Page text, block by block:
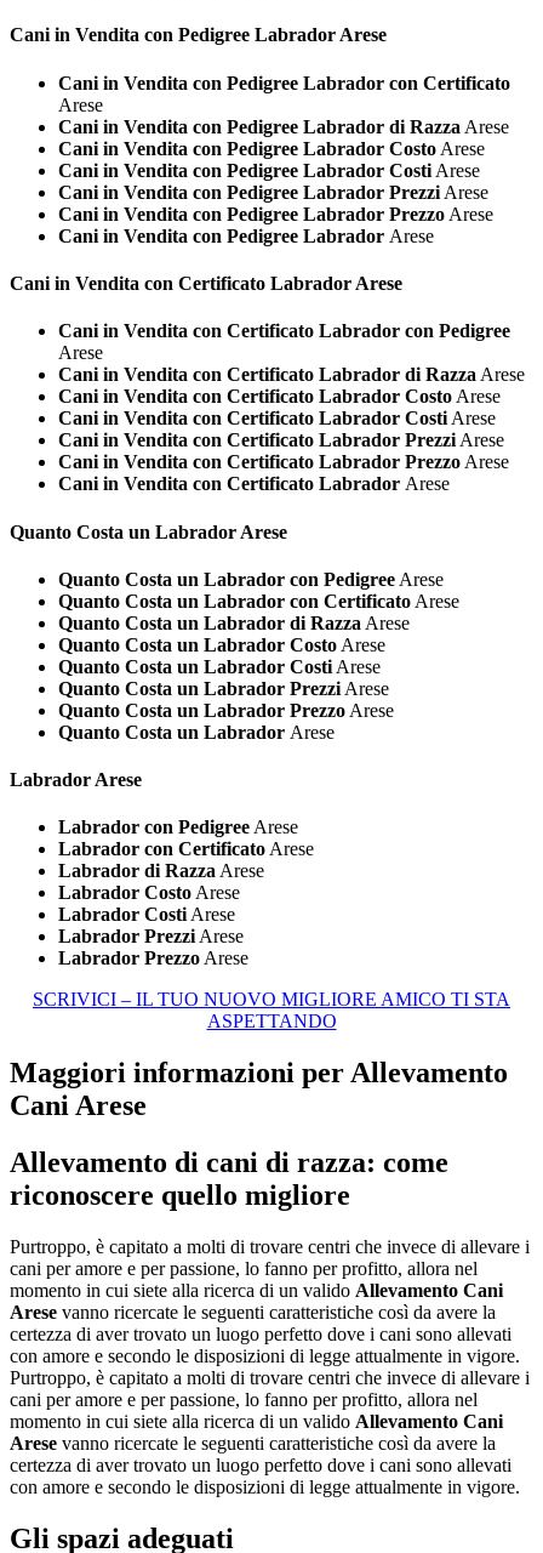
Cani in Vendita con Pedigree Labrador Arese
Cani in Vendita con Pedigree Labrador con Certificato
Arese
Cani in Vendita con Pedigree Labrador di Razza Arese
Cani in Vendita con Pedigree Labrador Costo Arese
Cani in Vendita con Pedigree Labrador Costi Arese
Cani in Vendita con Pedigree Labrador Prezzi Arese
Cani in Vendita con Pedigree Labrador Prezzo Arese
Cani in Vendita con Pedigree Labrador Arese
Cani in Vendita con Certificato Labrador Arese
Cani in Vendita con Certificato Labrador con Pedigree
Arese
Cani in Vendita con Certificato Labrador di Razza Arese
Cani in Vendita con Certificato Labrador Costo Arese
Cani in Vendita con Certificato Labrador Costi Arese
Cani in Vendita con Certificato Labrador Prezzi Arese
Cani in Vendita con Certificato Labrador Prezzo Arese
Cani in Vendita con Certificato Labrador Arese
Quanto Costa un Labrador Arese
Quanto Costa un Labrador con Pedigree Arese
Quanto Costa un Labrador con Certificato Arese
Quanto Costa un Labrador di Razza Arese
Quanto Costa un Labrador Costo Arese
Quanto Costa un Labrador Costi Arese
Quanto Costa un Labrador Prezzi Arese
Quanto Costa un Labrador Prezzo Arese
Quanto Costa un Labrador Arese
Labrador Arese
Labrador con Pedigree Arese
Labrador con Certificato Arese
Labrador di Razza Arese
Labrador Costo Arese
Labrador Costi Arese
Labrador Prezzi Arese
Labrador Prezzo Arese
SCRIVICI – IL TUO NUOVO MIGLIORE AMICO TI STA
ASPETTANDO
Maggiori informazioni per Allevamento
Cani Arese
Allevamento di cani di razza: come
riconoscere quello migliore
Purtroppo, è capitato a molti di trovare centri che invece di allevare i
cani per amore e per passione, lo fanno per profitto, allora nel
momento in cui siete alla ricerca di un valido Allevamento Cani
Arese vanno ricercate le seguenti caratteristiche così da avere la
certezza di aver trovato un luogo perfetto dove i cani sono allevati
con amore e secondo le disposizioni di legge attualmente in vigore.
Purtroppo, è capitato a molti di trovare centri che invece di allevare i
cani per amore e per passione, lo fanno per profitto, allora nel
momento in cui siete alla ricerca di un valido Allevamento Cani
Arese vanno ricercate le seguenti caratteristiche così da avere la
certezza di aver trovato un luogo perfetto dove i cani sono allevati
con amore e secondo le disposizioni di legge attualmente in vigore.
Gli spazi adeguati